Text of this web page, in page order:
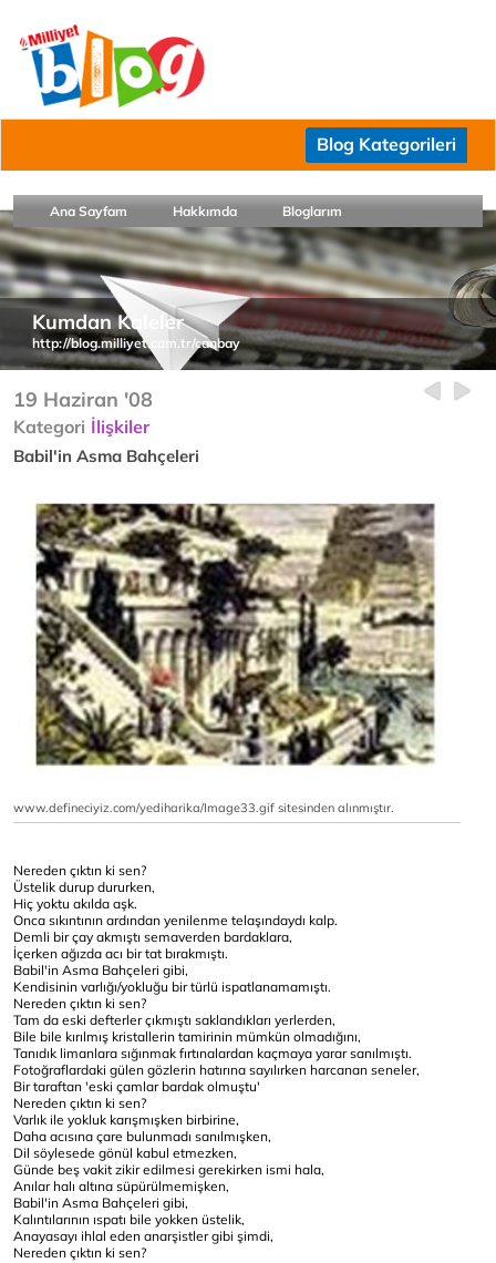
Blog Kategorileri
Ana Sayfam Hakkımda Bloglarım
Kumdan Kaleler
http://blog.milliyet.com.tr/canbay
19 Haziran '08
Kategori İlişkiler
Babil'in Asma Bahçeleri
www.defineciyiz.com/yediharika/Image33.gif sitesinden alınmıştır.
Nereden çıktın ki sen?
Üstelik durup dururken,
Hiç yoktu akılda aşk.
Onca sıkıntının ardından yenilenme telaşındaydı kalp.
Demli bir çay akmıştı semaverden bardaklara,
İçerken ağızda acı bir tat bırakmıştı.
Babil'in Asma Bahçeleri gibi,
Kendisinin varlığı/yokluğu bir türlü ispatlanamamıştı.
Nereden çıktın ki sen?
Tam da eski defterler çıkmıştı saklandıkları yerlerden,
Bile bile kırılmış kristallerin tamirinin mümkün olmadığını,
Tanıdık limanlara sığınmak fırtınalardan kaçmaya yarar sanılmıştı.
Fotoğraflardaki gülen gözlerin hatırına sayılırken harcanan seneler,
Bir taraftan 'eski çamlar bardak olmuştu'
Nereden çıktın ki sen?
Varlık ile yokluk karışmışken birbirine,
Daha acısına çare bulunmadı sanılmışken,
Dil söylesede gönül kabul etmezken,
Günde beş vakit zikir edilmesi gerekirken ismi hala,
Anılar halı altına süpürülmemişken,
Babil'in Asma Bahçeleri gibi,
Kalıntılarının ıspatı bile yokken üstelik,
Anayasayı ihlal eden anarşistler gibi şimdi,
Nereden çıktın ki sen?